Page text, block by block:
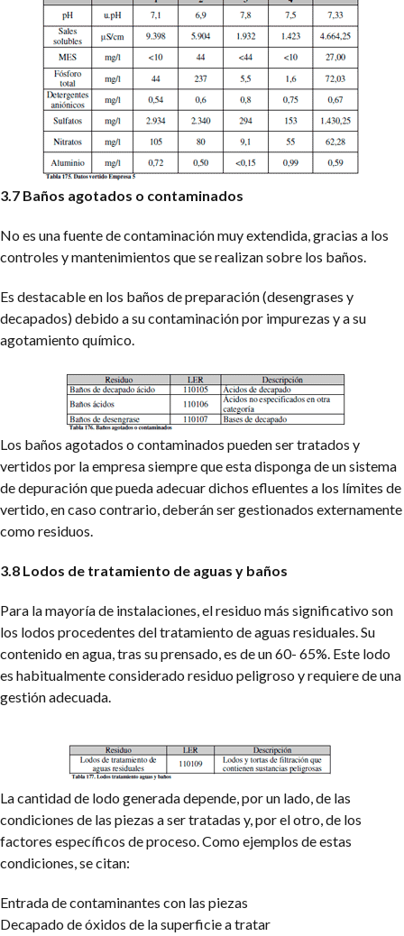
3.7 Baños agotados o contaminados
No es una fuente de contaminación muy extendida, gracias a los
controles y mantenimientos que se realizan sobre los baños.
Es destacable en los baños de preparación (desengrases y
decapados) debido a su contaminación por impurezas y a su
agotamiento químico.
Los baños agotados o contaminados pueden ser tratados y
vertidos por la empresa siempre que esta disponga de un sistema
de depuración que pueda adecuar dichos efluentes a los límites de
vertido, en caso contrario, deberán ser gestionados externamente
como residuos.
3.8 Lodos de tratamiento de aguas y baños
Para la mayoría de instalaciones, el residuo más significativo son
los lodos procedentes del tratamiento de aguas residuales. Su
contenido en agua, tras su prensado, es de un 60- 65%. Este lodo
es habitualmente considerado residuo peligroso y requiere de una
gestión adecuada.
La cantidad de lodo generada depende, por un lado, de las
condiciones de las piezas a ser tratadas y, por el otro, de los
factores específicos de proceso. Como ejemplos de estas
condiciones, se citan:
Entrada de contaminantes con las piezas
Decapado de óxidos de la superficie a tratar